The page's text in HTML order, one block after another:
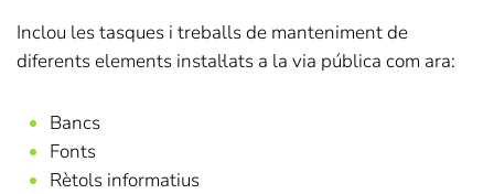
Inclou les tasques i treballs de manteniment de
diferents elements instal·lats a la via pública com ara:
Bancs
Fonts
Rètols informatius